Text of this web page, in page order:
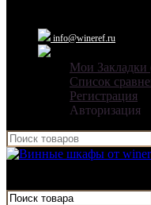
info@wineref.ru
Мои Закладки
Список
Регистрация
Авторизация